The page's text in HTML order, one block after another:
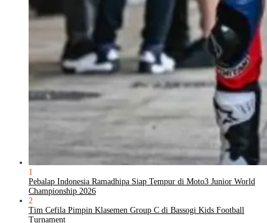
1
Pebalap Indonesia Ramadhipa Siap Tempur di Moto3 Junior World
Championship 2026
2
Tim Cefila Pimpin Klasemen Group C di Bassogi Kids Football
Turnament